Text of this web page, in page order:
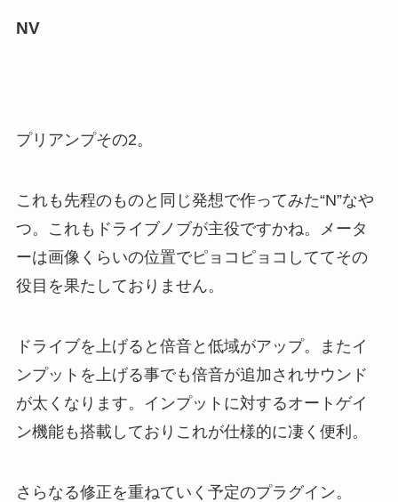
NV
プリアンプその2。
これも先程のものと同じ発想で作ってみた“N”なや
つ。これもドライブノブが主役ですかね。メータ
ーは画像くらいの位置でピョコピョコしててその
役目を果たしておりません。
ドライブを上げると倍音と低域がアップ。またイ
ンプットを上げる事でも倍音が追加されサウンド
が太くなります。インプットに対するオートゲイ
ン機能も搭載しておりこれが仕様的に凄く便利。
さらなる修正を重ねていく予定のプラグイン。